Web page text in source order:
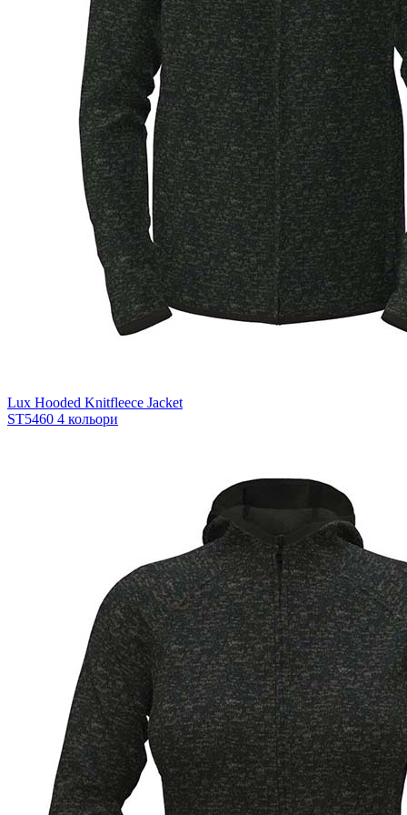
Dark Chocolate (DCH)
Natural (NAT)
Blue Midnight Dip (BMD)
Light Grey Melange (LGM)
Lux Hooded Knitfleece Jacket
ST5460 4 кольори